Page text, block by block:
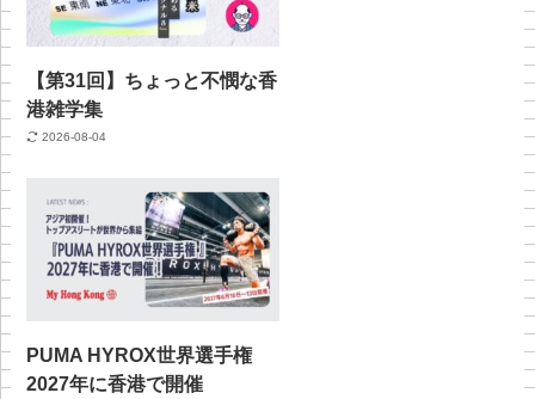
【第31回】ちょっと不憫な香
港雑学集
2026-08-04
PUMA HYROX世界選手権
2027年に香港で開催